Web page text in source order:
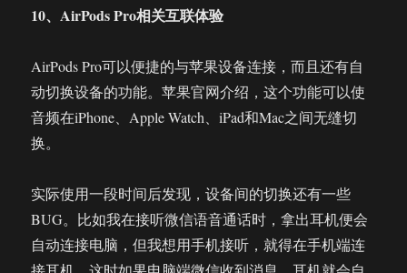
10、AirPods Pro相关互联体验
AirPods Pro可以便捷的与苹果设备连接，而且还有自
动切换设备的功能。苹果官网介绍，这个功能可以使
音频在iPhone、Apple Watch、iPad和Mac之间无缝切
换。
实际使用一段时间后发现，设备间的切换还有一些
BUG。比如我在接听微信语音通话时，拿出耳机便会
自动连接电脑，但我想用手机接听，就得在手机端连